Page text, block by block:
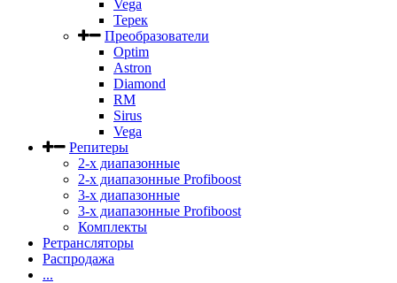
Vega
Терек
Преобразователи
Optim
Astron
Diamond
RM
Sirus
Vega
Репитеры
2-х диапазонные
2-х диапазонные Profiboost
3-х диапазонные
3-х диапазонные Profiboost
Комплекты
Ретрансляторы
Распродажа
...